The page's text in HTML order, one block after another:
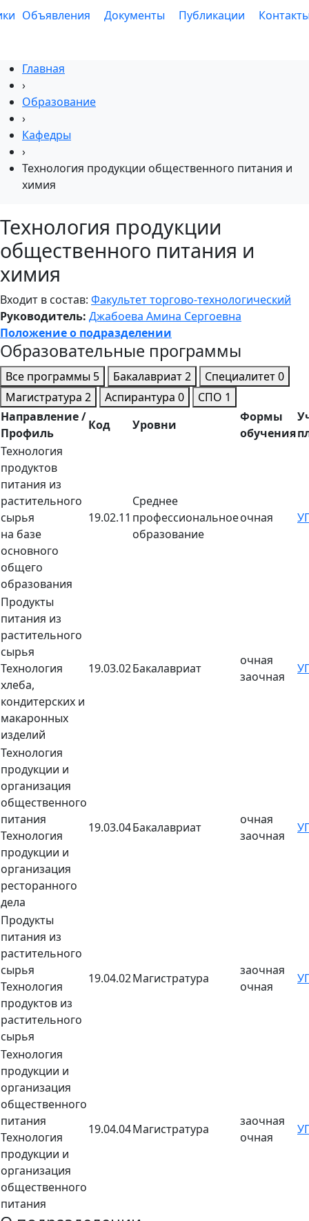
Объявления Документы Публикации
Главная
›
Образование
›
Кафедры
›
Технология продукции общественного питания и
химия
Технология продукции
общественного питания и
химия
Входит в состав: Факультет торгово-технологический
Руководитель: Джабоева Амина Сергоевна
Положение о подразделении
Образовательные программы
Все программы 5 Бакалавриат2 Специалитет0
Магистратура 2 Аспирантура 0 СПО 1
Направление /
Профиль
Код Уровни
Формы
обучения
Технология
продуктов
питания из
растительного
сырья
на базе
основного
общего
образования
19.02.11
Среднее
профессиональное
образование
очная
Продукты
питания из
растительного
сырья
Технология
хлеба,
кондитерских и
макаронных
изделий
19.03.02Бакалавриат
очная
заочная
Технология
продукции и
организация
общественного
питания
Технология
продукции и
организация
ресторанного
дела
19.03.04Бакалавриат
очная
заочная
Продукты
питания из
растительного
сырья
Технология
продуктов из
растительного
сырья
19.04.02Магистратура
заочная
очная
Технология
продукции и
организация
общественного
питания
Технология
продукции и
организация
общественного
питания
19.04.04Магистратура
заочная
очная